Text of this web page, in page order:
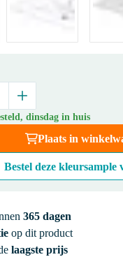
dinsdag in huis
Plaats in
Bestel deze kleursample
365 dagen
op dit product
laagste prijs